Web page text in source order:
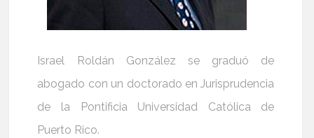
Israel Roldán González se graduó de
abogado con un doctorado en Jurisprudencia
de la Pontificia Universidad Católica de
Puerto Rico.